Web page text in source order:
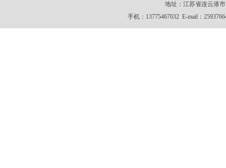
地址：江苏省连云港
手机：13775467032 E-mail：